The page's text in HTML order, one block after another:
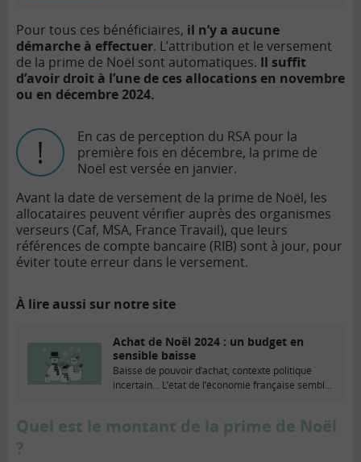
Pour tous ces bénéficiaires, il n’y a aucune
démarche à effectuer. L’attribution et le versement
de la prime de Noël sont automatiques. Il suffit
d’avoir droit à l’une de ces allocations en novembre
ou en décembre 2024.
En cas de perception du RSA pour la
première fois en décembre, la prime de
Noël est versée en janvier.
Avant la date de versement de la prime de Noël, les
allocataires peuvent vérifier auprès des organismes
verseurs (Caf, MSA, France Travail), que leurs
références de compte bancaire (RIB) sont à jour, pour
éviter toute erreur dans le versement.
À lire aussi sur notre site
Achat de Noël 2024 : un budget en
sensible baisse
Baisse de pouvoir d’achat, contexte politique
incertain… L’état de l’économie française semble
Quel est le montant de la prime de Noël
?